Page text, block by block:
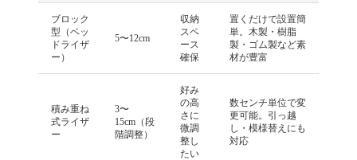
ブロック
型（ベッ
ドライザ
ー）
5〜12cm
収納
スペ
ース
確保
置くだけで設置簡
単。木製・樹脂
製・ゴム製など素
材が豊富
積み重ね
式ライザ
ー
3〜
15cm（段
階調整）
好み
の高
さに
微調
整し
たい
数センチ単位で変
更可能。引っ越
し・模様替えにも
対応